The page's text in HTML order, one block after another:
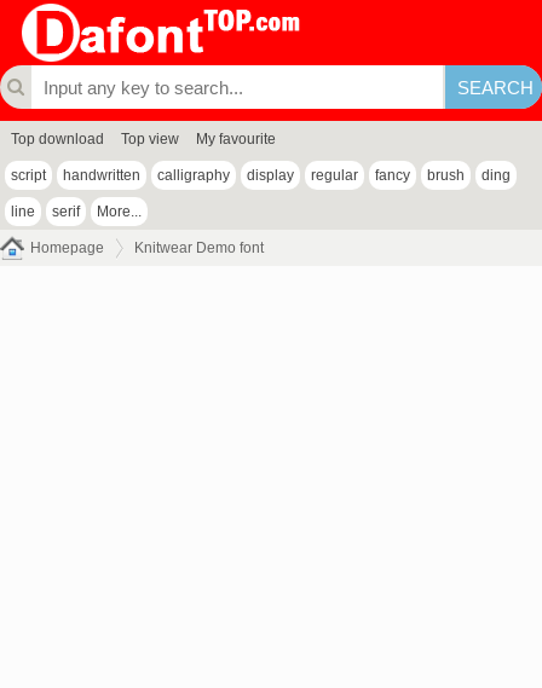
Top download Top view My favourite
script handwritten calligraphy display regular fancy brush ding
line serif More...
Homepage Knitwear Demo font